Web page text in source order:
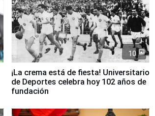
10
¡La crema está de fiesta! Universitario
de Deportes celebra hoy 102 años de
fundación